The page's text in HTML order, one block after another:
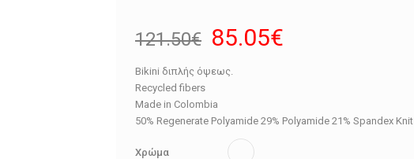
121.50€ Original
was:
121.50€.
85.05€
85.05€.
Bikini διπλής όψεως.
Recycled fibers
Made in Colombia
50% Regenerate Polyamide 29% Polyamide 21% Spandex Knit
Χρώμα